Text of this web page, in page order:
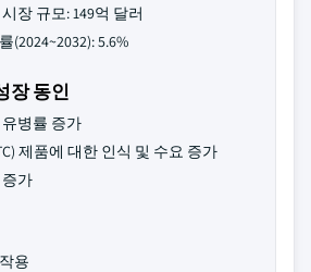
장 규모: 149억 달러
(2024~2032): 5.6%
장 동인
병률 증가
제품에 대한 인식 및 수요 증가
가
용